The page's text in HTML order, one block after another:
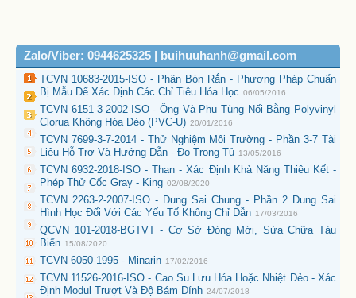
Zalo/Viber: 0944625325 | buihuuhanh@gmail.com
TCVN 10683-2015-ISO - Phân Bón Rắn - Phương Pháp Chuẩn
Bị Mẫu Để Xác Định Các Chỉ Tiêu Hóa Học 06/05/2016
TCVN 6151-3-2002-ISO - Ống Và Phụ Tùng Nối Bằng Polyvinyl
Clorua Không Hóa Dẻo (PVC-U) 20/01/2016
TCVN 7699-3-7-2014 - Thử Nghiệm Môi Trường - Phần 3-7 Tài
Liệu Hỗ Trợ Và Hướng Dẫn - Đo Trong Tủ 13/05/2016
TCVN 6932-2018-ISO - Than - Xác Định Khả Năng Thiêu Kết -
Phép Thử Cốc Gray - King 02/08/2020
TCVN 2263-2-2007-ISO - Dung Sai Chung - Phần 2 Dung Sai
Hình Học Đối Với Các Yếu Tố Không Chỉ Dẫn 17/03/2016
QCVN 101-2018-BGTVT - Cơ Sở Đóng Mới, Sửa Chữa Tàu
Biển 15/08/2020
TCVN 6050-1995 - Minarin 17/02/2016
TCVN 11526-2016-ISO - Cao Su Lưu Hóa Hoặc Nhiệt Dẻo - Xác
Định Modul Trượt Và Độ Bám Dính 24/07/2018